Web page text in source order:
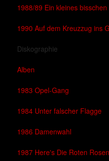
1988/89 Ein kleines
1990 Auf dem Kreuzzug ins
Diskographie
Alben
1983 Opel-Gang
1984 Unter falscher Flagge
1986 Damenwahl
1987 Here's Die Roten